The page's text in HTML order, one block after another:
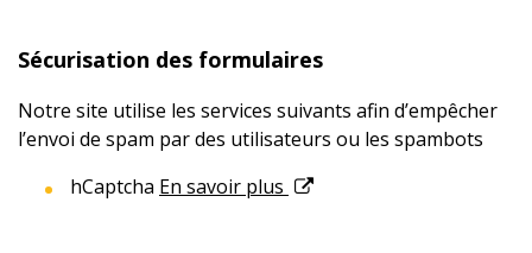
Sécurisation des formulaires
Notre site utilise les services suivants afin d’empêcher
l’envoi de spam par des utilisateurs ou les spambots
hCaptcha En savoir plus